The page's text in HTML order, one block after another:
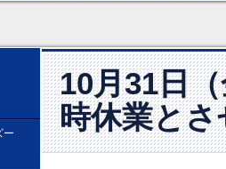
Light
ー
10月31日
時休業と